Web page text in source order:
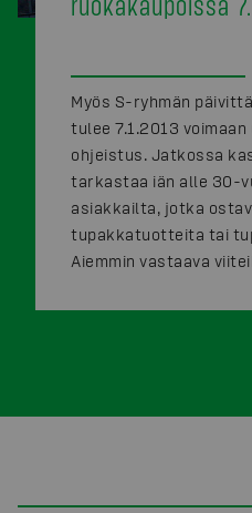
Myös S-ryhmän
tulee 7.1.2013
ohjeistus. Jatkossa
tarkastaa iän alle 30-
asiakkailta, jotka
tupakkatuotteita tai
Aiemmin vastaava